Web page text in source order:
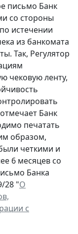
письмо Банк
со стороны
истечении
из банкомата
Так, Регулятор
чековую ленту,
Банк
печатать
образом,
четкими и
6 месяцев со
Банка
28 "О
с